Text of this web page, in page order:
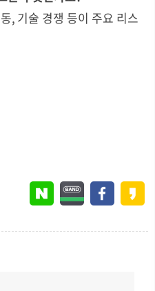
, 기술 경쟁 등이 주요 리스